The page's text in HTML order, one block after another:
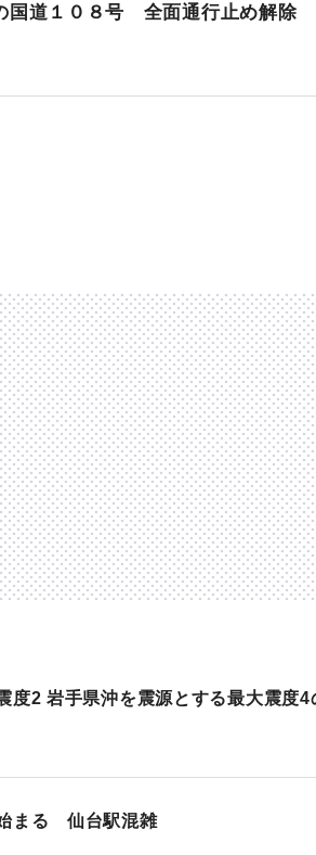
国道１０８号 全面通行止め解除
度2 岩手県沖を震源とする最大震度
まる 仙台駅混雑